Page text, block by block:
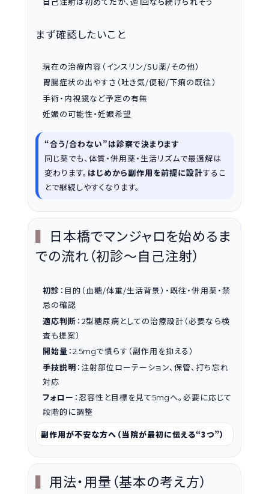
まず確認したいこと
現在の治療内容（インスリン/SU薬/その他）
胃腸症状の出やすさ（吐き気/便秘/下痢の既往）
手術・内視鏡など予定の有無
妊娠の可能性・妊娠希望
“合う/合わない”は診察で決まります
同じ薬でも、体質・併用薬・生活リズムで最適解は
変わります。 はじめから副作用を前提に設計するこ
とで継続しやすくなります。
日本橋でマンジャロを始めるま
での流れ（初診〜自己注射）
初診 ：目的（血糖/体重/生活背景）・既往・併用薬・禁
忌の確認
適応判断 ：2型糖尿病としての治療設計（必要なら検
査も提案）
開始量 ：2.5mgで慣らす（副作用を抑える）
手技説明 ：注射部位ローテーション、保管、打ち忘れ
対応
フォロー ：忍容性と目標を見て5mgへ。必要に応じて
段階的に調整
副作用が不安な方へ（当院が最初に伝える“3つ”）
用法・用量（基本の考え方）